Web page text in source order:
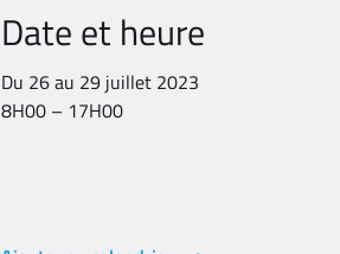
Date et heure
Du 26 au 29 juillet 2023
8H00 – 17H00